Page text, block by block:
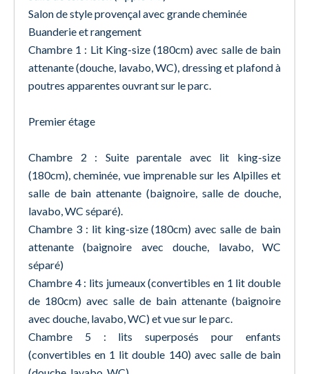
Salon de style provençal avec grande cheminée
Buanderie et rangement
Chambre 1 : Lit King-size (180cm) avec salle de bain
attenante (douche, lavabo, WC), dressing et plafond à
poutres apparentes ouvrant sur le parc.
Premier étage
Chambre 2 : Suite parentale avec lit king-size
(180cm), cheminée, vue imprenable sur les Alpilles et
salle de bain attenante (baignoire, salle de douche,
lavabo, WC séparé).
Chambre 3 : lit king-size (180cm) avec salle de bain
attenante (baignoire avec douche, lavabo, WC
séparé)
Chambre 4 : lits jumeaux (convertibles en 1 lit double
de 180cm) avec salle de bain attenante (baignoire
avec douche, lavabo, WC) et vue sur le parc.
Chambre 5 : lits superposés pour enfants
(convertibles en 1 lit double 140) avec salle de bain